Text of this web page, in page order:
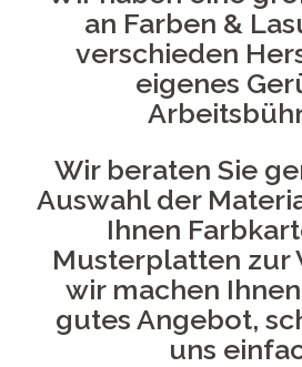
an Farben &
verschieden
eigenes
Wir beraten Sie
Auswahl der
Ihnen
Musterplatten zur
wir machen
gutes Angebot,
uns